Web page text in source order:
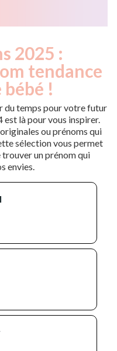
2025 :
tendance
!
du temps pour votre futur
là pour vous inspirer.
ou prénoms qui
sélection vous permet
trouver un prénom qui
envies.